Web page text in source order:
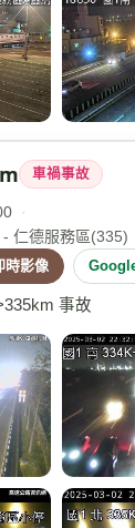
車禍事故
·
仁德服務區(335)
時影像
事故